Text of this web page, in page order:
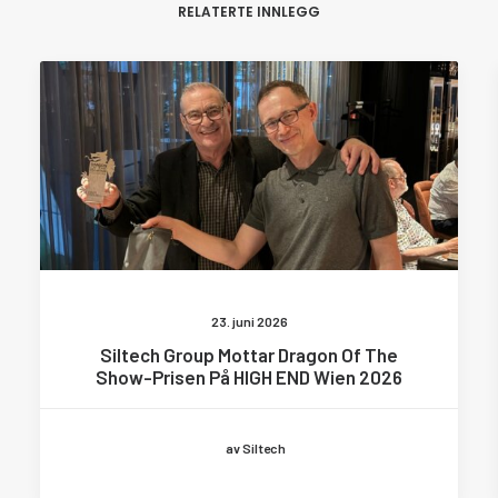
RELATERTE INNLEGG
23. juni 2026
Siltech Group Mottar Dragon Of The
Show-Prisen På HIGH END Wien 2026
av Siltech